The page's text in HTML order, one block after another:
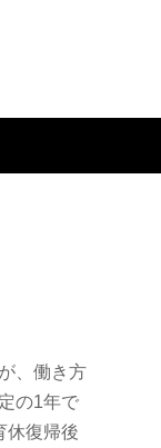
、働き方
の1年で
休復帰後